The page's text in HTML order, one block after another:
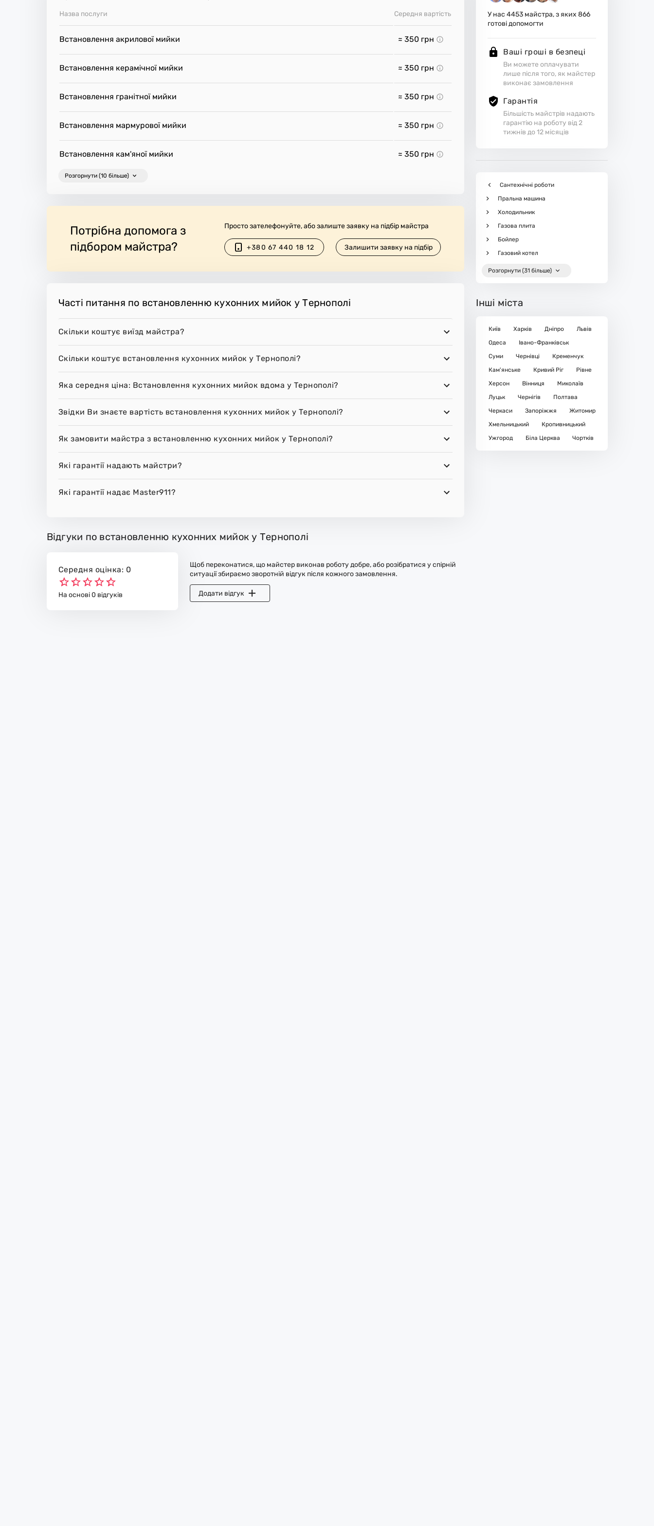
е місце.
У нас4453 майстра, з яких866
готові допомогти
Ваші гроші в безпеці
Ви можете оплачувати
лише після того, як майстер
виконає замовлення
Гарантія
Більшість майстрів надають
гарантію на роботу від 2
тижнів до 12 місяців
Сантехнічні роботи
Пральна машина
Холодильник
Газова плита
Бойлер
Газовий котел
Розгорнути (31 більше)
Інші міста
Київ Харків Дніпро
Львів
Одеса
Івано-Франківськ
Суми
Чернівці
Кременчук
Кам'янське
Кривий Ріг
Рівне
Херсон
Вінниця
Миколаїв
Луцьк
Чернігів
Полтава
Черкаси
Запоріжжя
Житомир
Хмельницький
Кропивницький
Ужгород
Біла Церква Чортків
Назва послуги Середня вартість
Встановлення акрилової мийки ≈ 350 грн
Встановлення керамічної мийки ≈ 350 грн
Встановлення гранітної мийки ≈ 350 грн
Встановлення мармурової мийки ≈ 350 грн
Встановлення кам'яної мийки ≈ 350 грн
Розгорнути (10 більше)
Потрібна допомога з
підбором майстра?
Просто зателефонуйте, або залиште заявку на підбір майстра
+380 67 440 18 12 Залишити заявку на підбір
Часті питання по встановленню кухонних мийок у Тернополі
Скільки коштує виїзд майстра?
Скільки коштує встановлення кухонних мийок у Тернополі?
Яка середня ціна: Встановлення кухонних мийок вдома у Тернополі?
Звідки Ви знаєте вартість встановлення кухонних мийок у Тернополі?
Як замовити майстра з встановленню кухонних мийок у Тернополі?
Які гарантії надають майстри?
Які гарантії надає Master911?
Відгуки по встановленню кухонних мийок у Тернополі
Середня оцінка: 0
На основі 0 відгуків
Щоб переконатися, що майстер виконав роботу добре, або розібратися у спірній
ситуації збираємо зворотній відгук після кожного замовлення.
Додати відгук